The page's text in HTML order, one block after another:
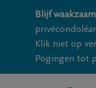
Blijf
Klik niet op
Pogingen tot